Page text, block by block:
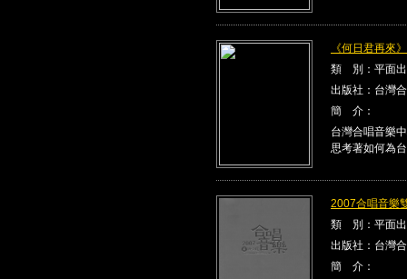
《何日君再來
類 別：平面
出版社：台灣
簡 介：
台灣合唱音樂
思考著如何為
2007合唱音樂
類 別：平面
出版社：台灣
簡 介：